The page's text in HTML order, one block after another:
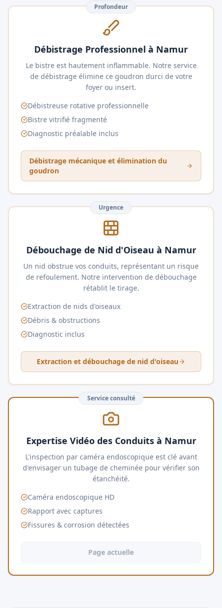
Profondeur
Débistrage Professionnel à Namur
Le bistre est hautement inflammable. Notre service
de débistrage élimine ce goudron durci de votre
foyer ou insert.
Débistreuse rotative professionnelle
Bistre vitrifié fragmenté
Diagnostic préalable inclus
Débistrage mécanique et élimination du
goudron
Urgence
Débouchage de Nid d'Oiseau à Namur
Un nid obstrue vos conduits, représentant un risque
de refoulement. Notre intervention de débouchage
rétablit le tirage.
Extraction de nids d'oiseaux
Débris & obstructions
Diagnostic inclus
Extraction et débouchage de nid d'oiseau
Service consulté
Expertise Vidéo des Conduits à Namur
L'inspection par caméra endoscopique est clé avant
d'envisager un tubage de cheminée pour vérifier son
étanchéité.
Caméra endoscopique HD
Rapport avec captures
Fissures & corrosion détectées
Page actuelle